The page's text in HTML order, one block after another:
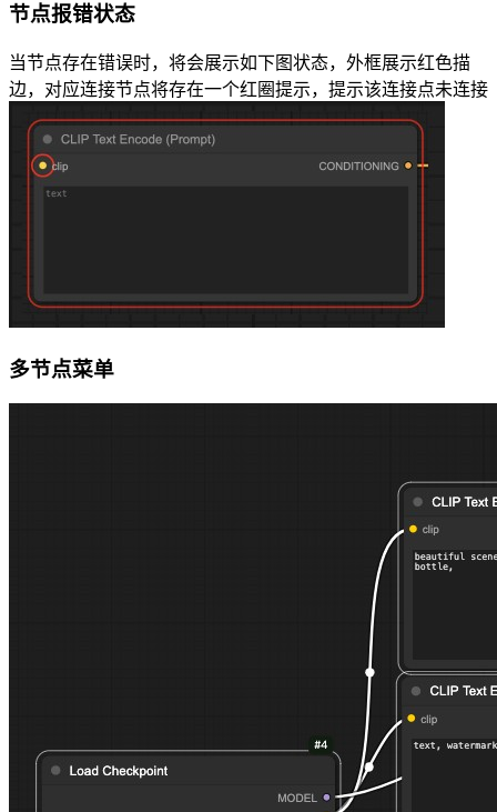
节点报错状态
当节点存在错误时，将会展示如下图状态，外框展示红色描
边，对应连接节点将存在一个红圈提示，提示该连接点未连接
多节点菜单